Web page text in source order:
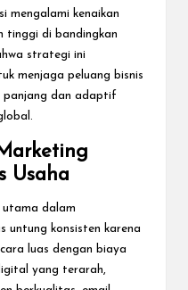
mengalami kenaikan
tinggi di bandingkan
strategi ini
menjaga peluang bisnis
panjang dan adaptif
Usaha
dalam
untung konsisten karena
luas dengan biaya
yang terarah,